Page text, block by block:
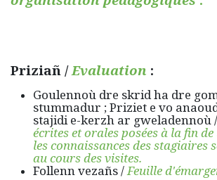
Priziañ /Evaluation :
Goulennoù dre skrid ha dre
stummadur ; Priziet e vo
stajidi e-kerzh ar gweladennoù
écrites et orales posées à la fin
les connaissances des stagiaires
au cours des visites.
Follenn vezañs /Feuille